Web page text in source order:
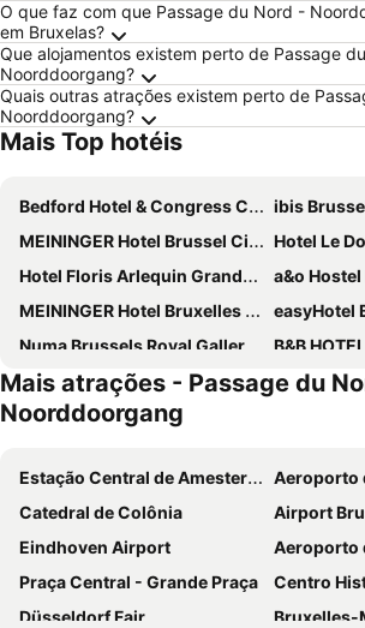
O que faz com que Passage du Nord -
em Bruxelas?
Que alojamentos existem perto de Passage
Noorddoorgang?
Quais outras atrações existem perto de
Noorddoorgang?
Mais Top hotéis
Bedford Hotel & Congress Centre
ibis
MEININGER Hotel Brussel City Center
Hotel Le
Hotel Floris Arlequin Grand-Place
a&o
MEININGER Hotel Bruxelles Gare Du Midi
easyHotel
Numa Brussels Royal Galleries
B&B HOTEL
Hotel Siru Brussels
ibis
The Augustin
NH Brussels EU Berlaymont
Novotel
Safestay Brussels Grand Place
Novotel
Pullman Brussels Centre Midi
Latroupe
YOOMA Urban Lodge
ibis budget
NH Brussels Grand Place Arenberg
nhow
Mais atrações - Passage du
Noorddoorgang
Estação Central de Amesterdão
Aeroporto de
Catedral de Colônia
Airport
Eindhoven Airport
Aeroporto
Praça Central - Grande Praça
Centro
Düsseldorf Fair
Bruxelles-